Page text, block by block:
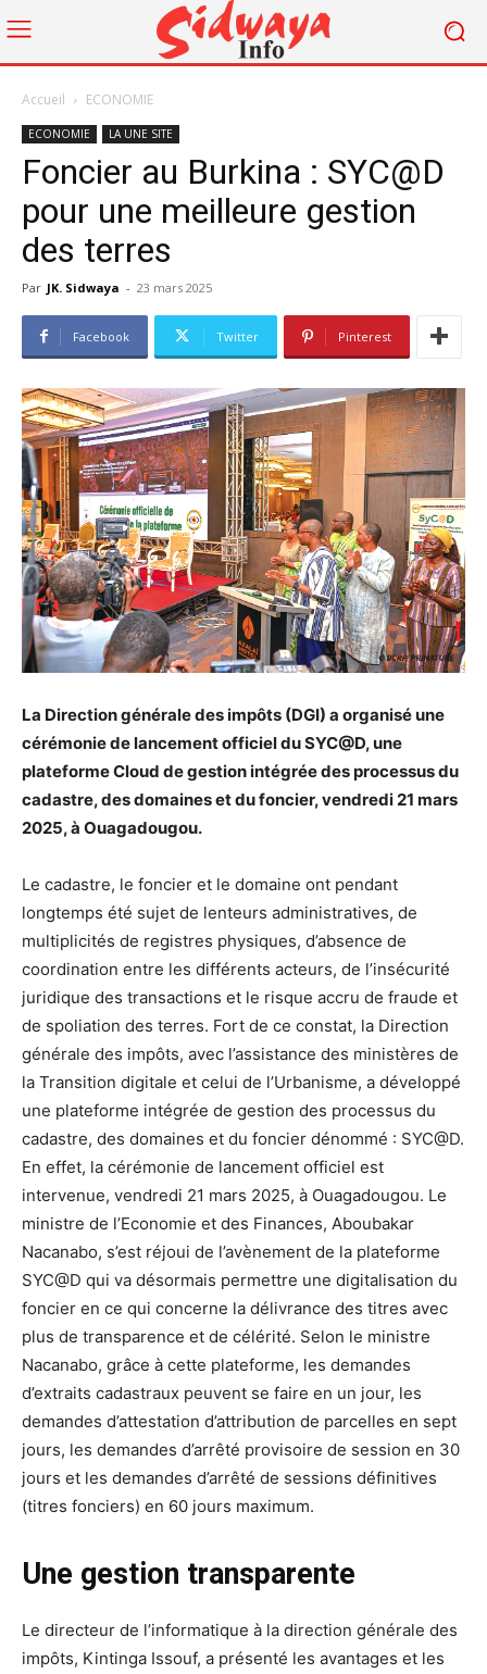
Accueil ECONOMIE
ECONOMIE LA UNE SITE
Foncier au Burkina : SYC@D
pour une meilleure gestion
des terres
Par JK. Sidwaya - 23 mars 2025
Facebook Twitter Pinterest
La Direction générale des impôts (DGI) a organisé une
cérémonie de lancement officiel du SYC@D, une
plateforme Cloud de gestion intégrée des processus du
cadastre, des domaines et du foncier, vendredi 21 mars
2025, à Ouagadougou.
Le cadastre, le foncier et le domaine ont pendant
longtemps été sujet de lenteurs administratives, de
multiplicités de registres physiques, d’absence de
coordination entre les différents acteurs, de l’insécurité
juridique des transactions et le risque accru de fraude et
de spoliation des terres. Fort de ce constat, la Direction
générale des impôts, avec l’assistance des ministères de
la Transition digitale et celui de l’Urbanisme, a développé
une plateforme intégrée de gestion des processus du
cadastre, des domaines et du foncier dénommé : SYC@D.
En effet, la cérémonie de lancement officiel est
intervenue, vendredi 21 mars 2025, à Ouagadougou. Le
ministre de l’Economie et des Finances, Aboubakar
Nacanabo, s’est réjoui de l’avènement de la plateforme
SYC@D qui va désormais permettre une digitalisation du
foncier en ce qui concerne la délivrance des titres avec
plus de transparence et de célérité. Selon le ministre
Nacanabo, grâce à cette plateforme, les demandes
d’extraits cadastraux peuvent se faire en un jour, les
demandes d’attestation d’attribution de parcelles en sept
jours, les demandes d’arrêté provisoire de session en 30
jours et les demandes d’arrêté de sessions définitives
(titres fonciers) en 60 jours maximum.
Une gestion transparente
Le directeur de l’informatique à la direction générale des
impôts, Kintinga Issouf, a présenté les avantages et les